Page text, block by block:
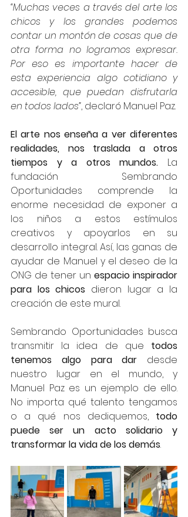
“Muchas veces a través del arte los
chicos y los grandes podemos
contar un montón de cosas que de
otra forma no logramos expresar.
Por eso es importante hacer de
esta experiencia algo cotidiano y
accesible, que puedan disfrutarla
en todos lados”, declaró Manuel Paz.
El arte nos enseña a ver diferentes
realidades, nos traslada a otros
tiempos y a otros mundos. La
fundación Sembrando
Oportunidades comprende la
enorme necesidad de exponer a
los niños a estos estímulos
creativos y apoyarlos en su
desarrollo integral. Así, las ganas de
ayudar de Manuel y el deseo de la
ONG de tener un espacio inspirador
para los chicos dieron lugar a la
creación de este mural.
Sembrando Oportunidades busca
transmitir la idea de que todos
tenemos algo para dar desde
nuestro lugar en el mundo, y
Manuel Paz es un ejemplo de ello.
No importa qué talento tengamos
o a qué nos dediquemos, todo
puede ser un acto solidario y
transformar la vida de los demás.